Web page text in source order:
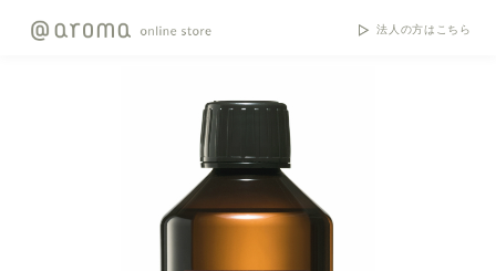
法人の方はこちら